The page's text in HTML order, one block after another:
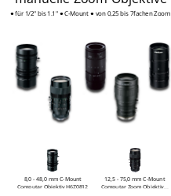
● für 1/2" bis 1.1" ● C-Mount ● von 0,25 bis 7fachen Zoom
8,0 - 48,0 mm C-Mount
Computar Objektiv H6Z0812
12,5 - 75,0 mm C-Mount
Computar Zoom Objektiv...